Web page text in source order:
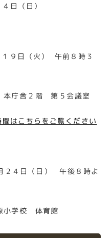
日（日）
（火） 午前８時３
舎２階 第５会議室
はこちらをご覧ください
日（日） 午後８時よ
校 体育館